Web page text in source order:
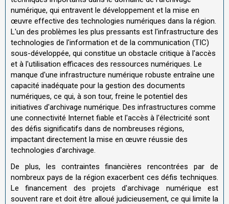
numérique, qui entravent le développement et la mise en
œuvre effective des technologies numériques dans la région.
L'un des problèmes les plus pressants est l'infrastructure des
technologies de l'information et de la communication (TIC)
sous-développée, qui constitue un obstacle critique à l'accès
et à l'utilisation efficaces des ressources numériques. Le
manque d'une infrastructure numérique robuste entraîne une
capacité inadéquate pour la gestion des documents
numériques, ce qui, à son tour, freine le potentiel des
initiatives d'archivage numérique. Des infrastructures comme
une connectivité Internet fiable et l'accès à l'électricité sont
des défis significatifs dans de nombreuses régions,
impactant directement la mise en œuvre réussie des
technologies d'archivage.
De plus, les contraintes financières rencontrées par de
nombreux pays de la région exacerbent ces défis techniques.
Le financement des projets d'archivage numérique est
souvent rare et doit être alloué judicieusement, ce qui limite la